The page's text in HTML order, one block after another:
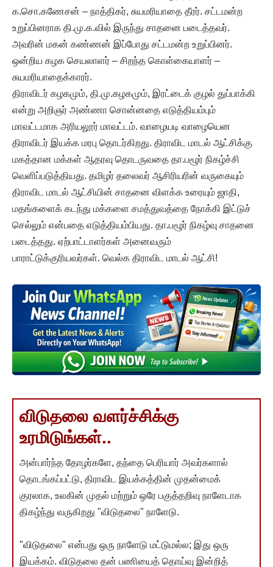
க.சொ.கணேசன் – நாத்திகர், சுயமரியாதை தீரர். சட்டமன்ற
உறுப்பினராக தி.மு.க.வில் இருந்து சாதனை படைத்தவர்.
அவரின் மகன் கண்ணன் இப்போது சட்டமன்ற உறுப்பினர்.
ஒன்றிய கழக செயலாளர் – சிறந்த கொள்கையாளர் –
சுயமரியாதைக்காரர்.
திராவிடர் கழகமும், தி.மு.கழகமும், இரட்டைக் குழல் துப்பாக்கி
என்று அறிஞர் அண்ணா சொன்னதை எடுத்தியம்பும்
மாவட்டமாக அரியலூர் மாவட்டம். வாழையடி வாழையென
திராவிடர் இயக்க மரபு தொடர்கிறது. திராவிட மாடல் ஆட்சிக்கு
மகத்தான மக்கள் ஆதரவு தொடருவதை தா.பழூர் நிகழ்ச்சி
வெளிப்படுத்தியது. தமிழர் தலைவர் ஆசிரியரின் வருகையும்
திராவிட மாடல் ஆட்சியின் சாதனை விளக்க உரையும் ஜாதி,
மதங்களைக் கடந்து மக்களை சமத்துவத்தை நோக்கி இட்டுச்
செல்லும் என்பதை எடுத்தியம்பியது. தா.பழூர் நிகழ்வு சாதனை
படைத்தது. ஏற்பாட்டாளர்கள் அனைவரும்
பாராட்டுக்குரியவர்கள். வெல்க திராவிட மாடல் ஆட்சி!
விடுதலை வளர்ச்சிக்கு
உரமிடுங்கள்..
அன்பார்ந்த தோழர்களே, தந்தை பெரியார் அவர்களால்
தொடங்கப்பட்டு, திராவிட இயக்கத்தின் முதன்மைக்
குரலாக, உலகின் முதல் மற்றும் ஒரே பகுத்தறிவு நாளேடாக
திகழ்ந்து வருகிறது "விடுதலை" நாளேடு.
"விடுதலை" என்பது ஒரு நாளேடு மட்டுமல்ல; இது ஒரு
இயக்கம். விடுதலை தன் பணியைத் தொய்வு இன்றித்